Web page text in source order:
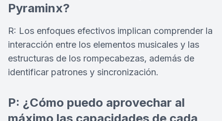
Pyraminx?
R: Los enfoques efectivos implican comprender la
interacción entre los elementos musicales y las
estructuras de los rompecabezas, además de
identificar patrones y sincronización.
P: ¿Cómo puedo aprovechar al